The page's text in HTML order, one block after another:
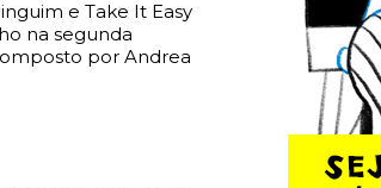
e Take It Easy
na segunda
por Andrea